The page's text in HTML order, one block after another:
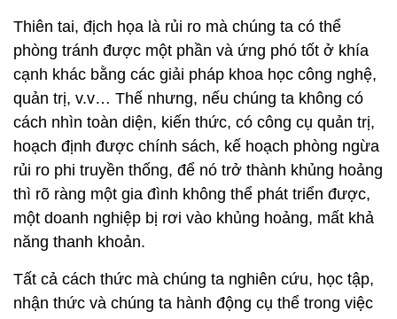
Thiên tai, địch họa là rủi ro mà chúng ta có thể
phòng tránh được một phần và ứng phó tốt ở khía
cạnh khác bằng các giải pháp khoa học công nghệ,
quản trị, v.v… Thế nhưng, nếu chúng ta không có
cách nhìn toàn diện, kiến thức, có công cụ quản trị,
hoạch định được chính sách, kế hoạch phòng ngừa
rủi ro phi truyền thống, để nó trở thành khủng hoảng
thì rõ ràng một gia đình không thể phát triển được,
một doanh nghiệp bị rơi vào khủng hoảng, mất khả
năng thanh khoản.
Tất cả cách thức mà chúng ta nghiên cứu, học tập,
nhận thức và chúng ta hành động cụ thể trong việc